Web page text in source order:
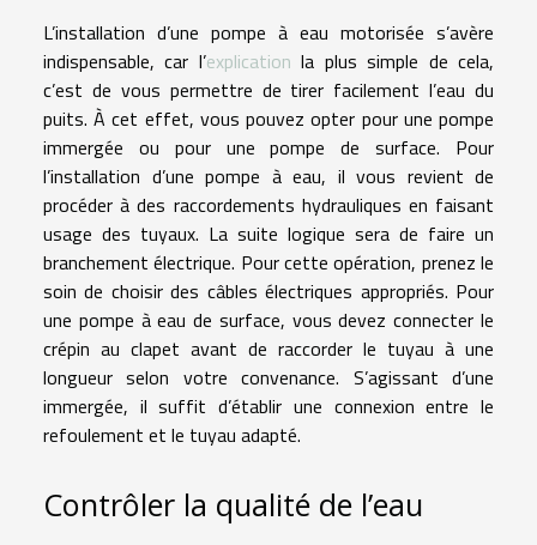
L’installation d’une pompe à eau motorisée s’avère
indispensable, car l’explication la plus simple de cela,
c’est de vous permettre de tirer facilement l’eau du
puits. À cet effet, vous pouvez opter pour une pompe
immergée ou pour une pompe de surface. Pour
l’installation d’une pompe à eau, il vous revient de
procéder à des raccordements hydrauliques en faisant
usage des tuyaux. La suite logique sera de faire un
branchement électrique. Pour cette opération, prenez le
soin de choisir des câbles électriques appropriés. Pour
une pompe à eau de surface, vous devez connecter le
crépin au clapet avant de raccorder le tuyau à une
longueur selon votre convenance. S’agissant d’une
immergée, il suffit d’établir une connexion entre le
refoulement et le tuyau adapté.
Contrôler la qualité de l’eau